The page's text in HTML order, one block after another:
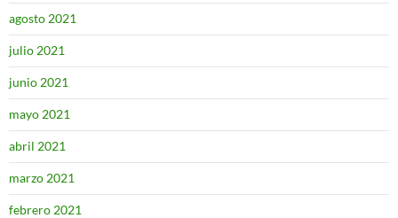
agosto 2021
julio 2021
junio 2021
mayo 2021
abril 2021
marzo 2021
febrero 2021